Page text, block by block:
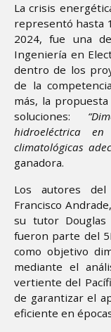
La crisis
representó hasta
2024, fue una
Ingeniería en
dentro de los
de la
más, la
soluciones:
hidroeléctrica en
climatológicas
ganadora.
Los autores
Francisco
su tutor
fueron parte del
como objetivo
mediante el
vertiente del
de garantizar el
eficiente en